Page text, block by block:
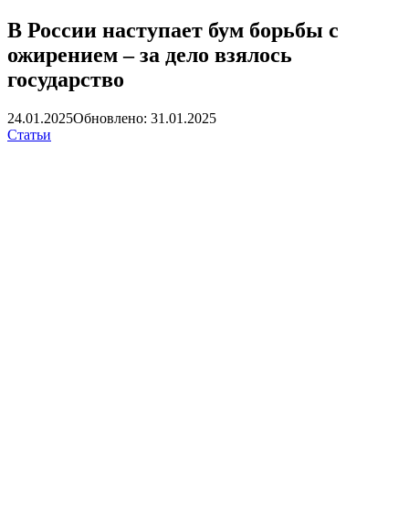
В России наступает бум борьбы с
ожирением – за дело взялось
государство
24.01.2025Обновлено: 31.01.2025
Статьи